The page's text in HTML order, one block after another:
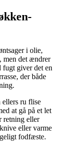
i olie,
men det ændrer
fugt giver det en
der både
ellers ru flise
at gå på et let
retning eller
eller varme
fodfæste.